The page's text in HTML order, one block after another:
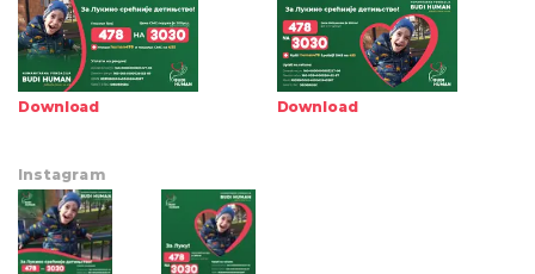
Download Download
Instagram